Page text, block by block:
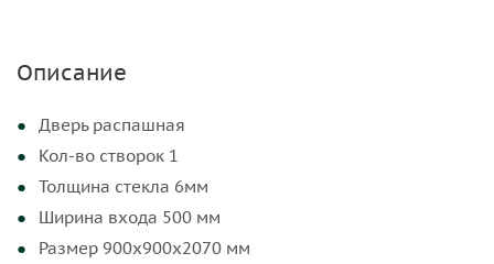
Описание
Дверь распашная
Кол-во створок 1
Толщина стекла 6мм
Ширина входа 500 мм
Размер 900х900х2070 мм